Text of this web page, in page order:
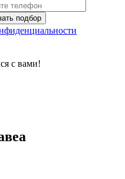
с вами!